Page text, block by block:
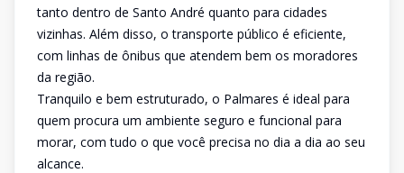
tanto dentro de Santo André quanto para cidades
vizinhas. Além disso, o transporte público é eficiente,
com linhas de ônibus que atendem bem os moradores
da região.
Tranquilo e bem estruturado, o Palmares é ideal para
quem procura um ambiente seguro e funcional para
morar, com tudo o que você precisa no dia a dia ao seu
alcance.